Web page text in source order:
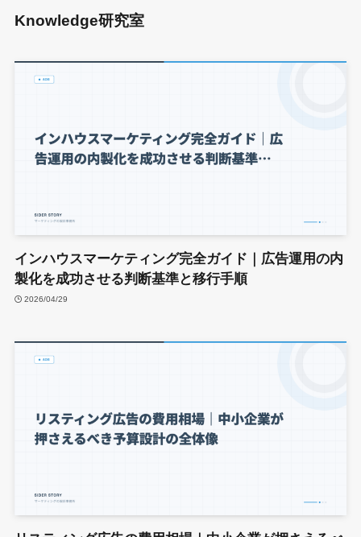
Knowledge研究室
インハウスマーケティング完全ガイド｜広告運用の内
製化を成功させる判断基準と移行手順
2026/04/29